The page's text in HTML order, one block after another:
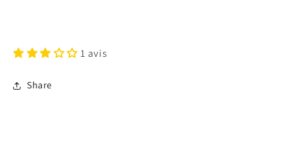
1 avis
Share